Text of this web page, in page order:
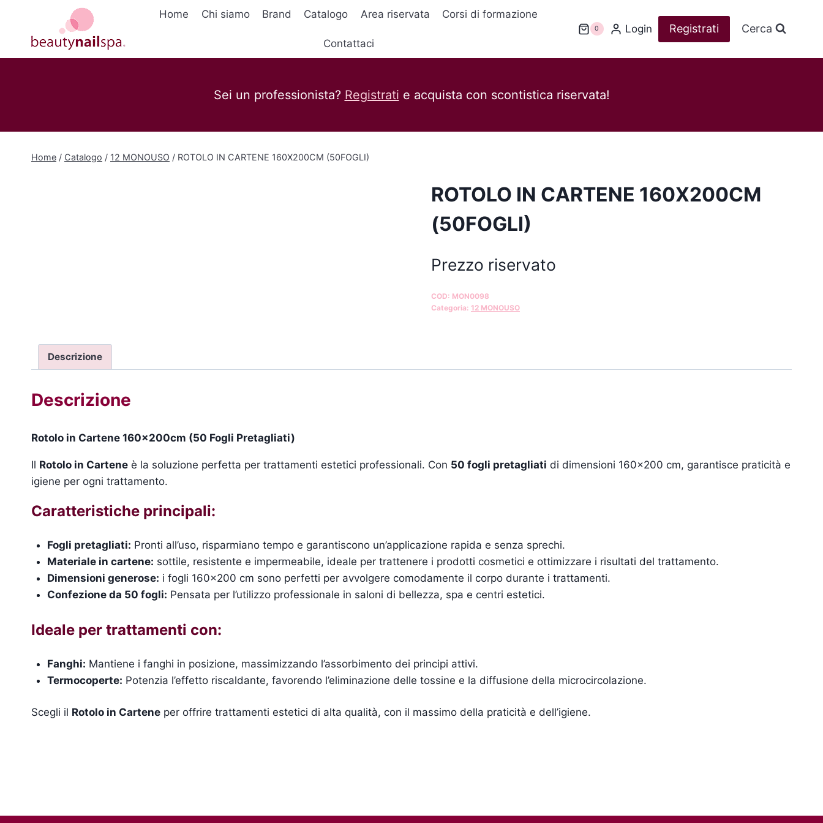
contenuto
Home Chi siamo Brand Catalogo Area riservata Corsi di formazione
Contattaci
0 Login Registrati Cerca
Sei un professionista? Registrati e acquista con scontistica riservata!
Home / Catalogo / 12 MONOUSO / ROTOLO IN CARTENE 160X200CM (50FOGLI)
ROTOLO IN CARTENE 160X200CM
(50FOGLI)
Prezzo riservato
COD: MON0098
Categoria: 12 MONOUSO
Descrizione
Descrizione
Rotolo in Cartene 160x200cm (50 Fogli Pretagliati)
Il Rotolo in Cartene è la soluzione perfetta per trattamenti estetici professionali. Con 50 fogli pretagliati di dimensioni 160×200 cm, garantisce praticità e
igiene per ogni trattamento.
Caratteristiche principali:
Fogli pretagliati: Pronti all’uso, risparmiano tempo e garantiscono un’applicazione rapida e senza sprechi.
Materiale in cartene: sottile, resistente e impermeabile, ideale per trattenere i prodotti cosmetici e ottimizzare i risultati del trattamento.
Dimensioni generose: i fogli 160×200 cm sono perfetti per avvolgere comodamente il corpo durante i trattamenti.
Confezione da 50 fogli: Pensata per l’utilizzo professionale in saloni di bellezza, spa e centri estetici.
Ideale per trattamenti con:
Fanghi: Mantiene i fanghi in posizione, massimizzando l’assorbimento dei principi attivi.
Termocoperte: Potenzia l’effetto riscaldante, favorendo l’eliminazione delle tossine e la diffusione della microcircolazione.
Scegli il Rotolo in Cartene per offrire trattamenti estetici di alta qualità, con il massimo della praticità e dell’igiene.